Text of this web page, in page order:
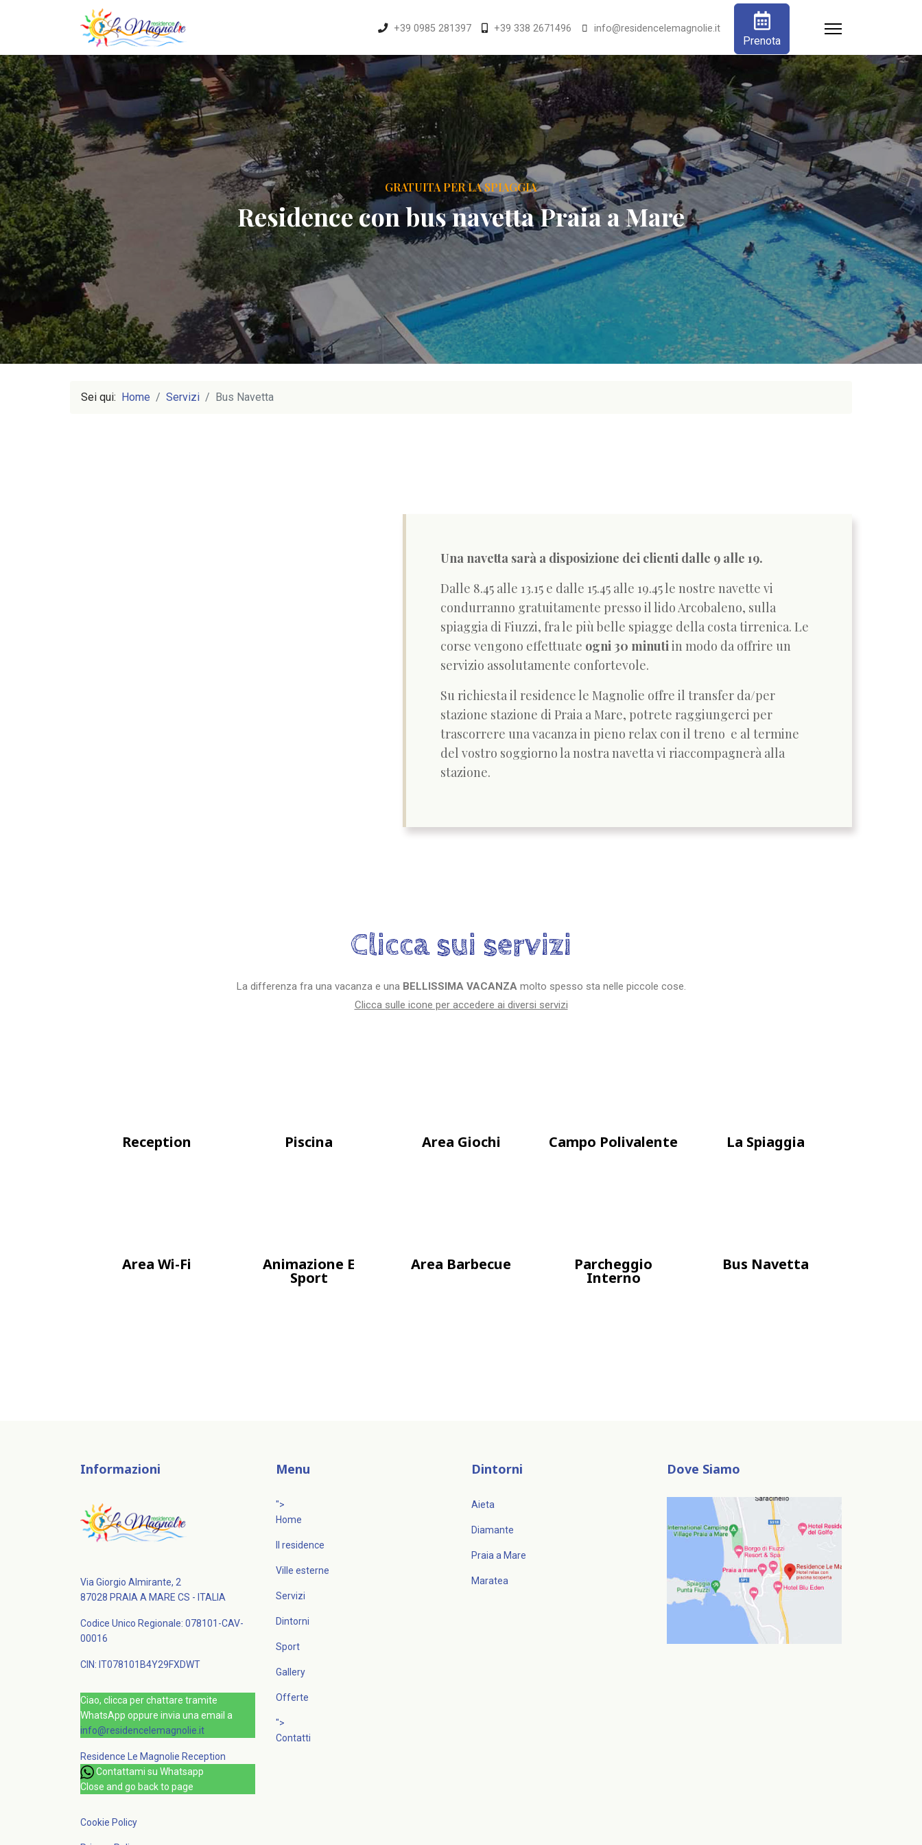
+39 0985 281397 +39 338 2671496 info@residencelemagnolie.it
Prenota
Servizi
Dintorni
Sport
Gallery
Offerte
">
Contatti
GRATUITA PER LA SPIAGGIA
Residence con bus navetta Praia a Mare
Sei qui: Home Servizi Bus Navetta
Una navetta sarà a disposizione dei clienti dalle 9 alle 19.
Dalle 8.45 alle 13.15 e dalle 15.45 alle 19.45 le nostre navette vi
condurranno gratuitamente presso il lido Arcobaleno, sulla
spiaggia di Fiuzzi, fra le più belle spiagge della costa tirrenica. Le
corse vengono effettuate ogni 30 minutiin modo da offrire un
servizio assolutamente confortevole.
Su richiesta il residence le Magnolie offre il transfer da/per
stazione stazione di Praia a Mare, potrete raggiungerci per
trascorrere una vacanza in pieno relax con il treno e al termine
del vostro soggiorno la nostra navetta vi riaccompagnerà alla
stazione.
Clicca sui servizi
La differenza fra una vacanza e una BELLISSIMA VACANZAmolto spesso sta nelle piccole cose.
Clicca sulle icone per accedere ai diversi servizi
Reception Piscina Area Giochi Campo Polivalente La Spiaggia
Area Wi-Fi Animazione E
Sport
Area Barbecue Parcheggio
Interno
Bus Navetta
Informazioni
Via Giorgio Almirante, 2
87028 PRAIA A MARE CS - ITALIA
Codice Unico Regionale: 078101-CAV-
00016
CIN: IT078101B4Y29FXDWT
Ciao, clicca per chattare tramite
WhatsApp oppure invia una email a
info@residencelemagnolie.it
Residence Le Magnolie Reception
Contattami su Whatsapp
Close and go back to page
Cookie Policy
Menu
">
Home
Il residence
Ville esterne
Servizi
Dintorni
Sport
Gallery
Offerte
">
Contatti
Dintorni
Aieta
Diamante
Praia a Mare
Maratea
Dove Siamo